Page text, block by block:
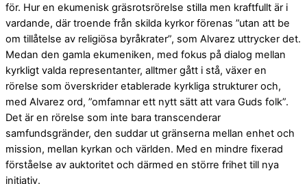
för. Hur en ekumenisk gräsrotsrörelse stilla men kraftfullt är i
vardande, där troende från skilda kyrkor förenas ”utan att be
om tillåtelse av religiösa byråkrater”, som Alvarez uttrycker det.
Medan den gamla ekumeniken, med fokus på dialog mellan
kyrkligt valda representanter, alltmer gått i stå, växer en
rörelse som överskrider etablerade kyrkliga strukturer och,
med Alvarez ord, ”omfamnar ett nytt sätt att vara Guds folk”.
Det är en rörelse som inte bara transcenderar
samfundsgränder, den suddar ut gränserna mellan enhet och
mission, mellan kyrkan och världen. Med en mindre fixerad
förståelse av auktoritet och därmed en större frihet till nya
initiativ.